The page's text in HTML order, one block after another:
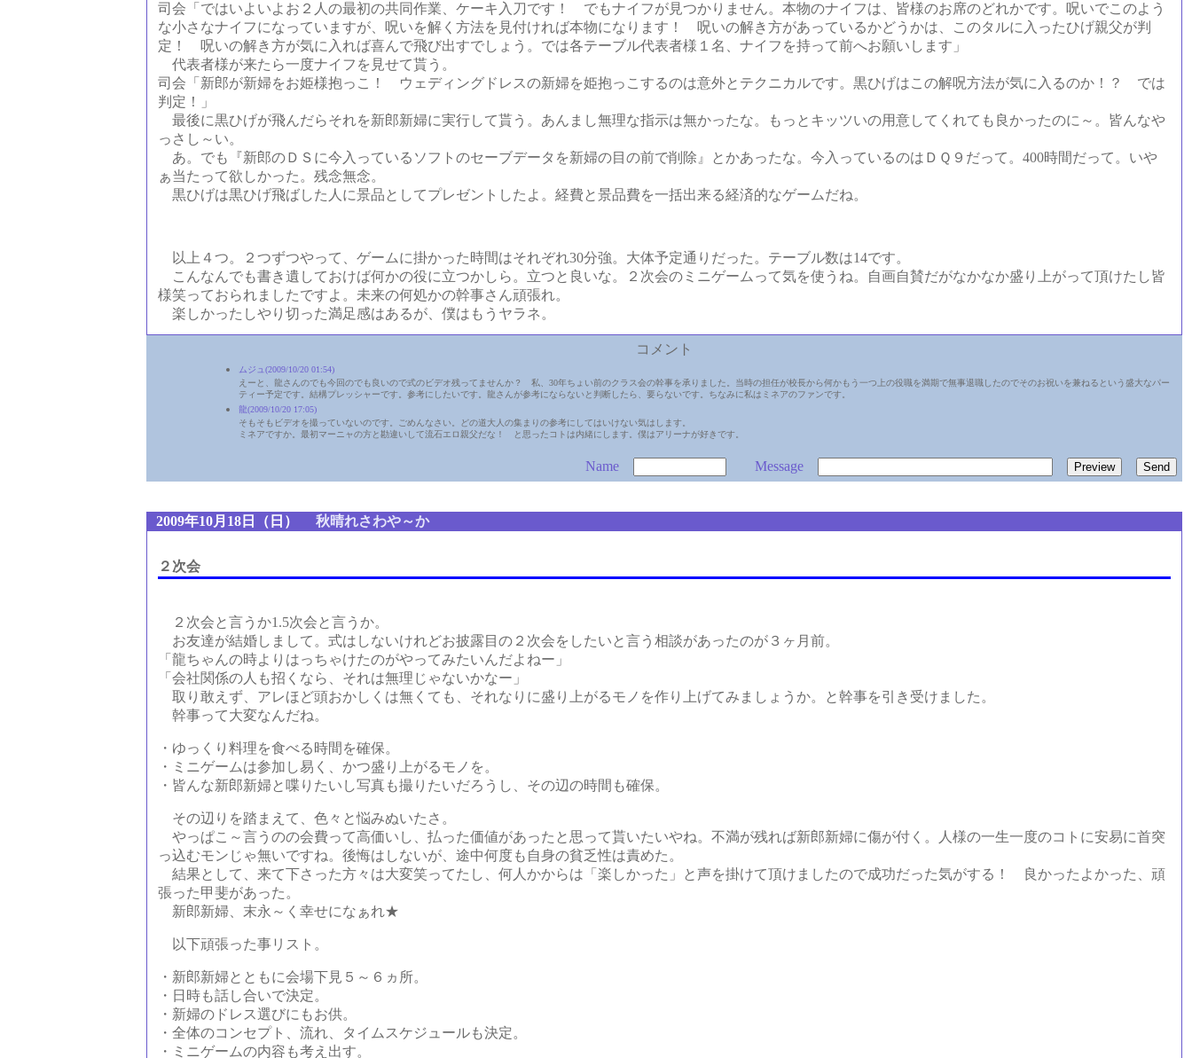
司会「ではいよいよお２人の最初の共同作業、ケーキ入刀です！ でもナイフが見つかりません。本物のナイフは、皆様のお席のどれかです。呪いでこのよう
な小さなナイフになっていますが、呪いを解く方法を見付ければ本物になります！ 呪いの解き方があっているかどうかは、このタルに入ったひげ親父が判
定！ 呪いの解き方が気に入れば喜んで飛び出すでしょう。では各テーブル代表者様１名、ナイフを持って前へお願いします」
代表者様が来たら一度ナイフを見せて貰う。
司会「新郎が新婦をお姫様抱っこ！ ウェディングドレスの新婦を姫抱っこするのは意外とテクニカルです。黒ひげはこの解呪方法が気に入るのか！？ では
判定！」
最後に黒ひげが飛んだらそれを新郎新婦に実行して貰う。あんまし無理な指示は無かったな。もっとキッツいの用意してくれても良かったのに～。皆んなや
っさし～い。
あ。でも『新郎のＤＳに今入っているソフトのセーブデータを新婦の目の前で削除』とかあったな。今入っているのはＤＱ９だって。400時間だって。いや
ぁ当たって欲しかった。残念無念。
黒ひげは黒ひげ飛ばした人に景品としてプレゼントしたよ。経費と景品費を一括出来る経済的なゲームだね。
以上４つ。２つずつやって、ゲームに掛かった時間はそれぞれ30分強。大体予定通りだった。テーブル数は14です。
こんなんでも書き遺しておけば何かの役に立つかしら。立つと良いな。２次会のミニゲームって気を使うね。自画自賛だがなかなか盛り上がって頂けたし皆
様笑っておられましたですよ。未来の何処かの幹事さん頑張れ。
楽しかったしやり切った満足感はあるが、僕はもうヤラネ。
コメント
ムジュ(2009/10/20 01:54)
えーと、龍さんのでも今回のでも良いので式のビデオ残ってませんか？ 私、30年ちょい前のクラス会の幹事を承りました。当時の担任が校長から何かもう一つ上の役職を満期で無事退職したのでそのお祝いを兼ねるという盛大なパー
ティー予定です。結構プレッシャーです。参考にしたいです。龍さんが参考にならないと判断したら、要らないです。ちなみに私はミネアのファンです。
龍(2009/10/20 17:05)
そもそもビデオを撮っていないのです。ごめんなさい。どの道大人の集まりの参考にしてはいけない気はします。
ミネアですか。最初マーニャの方と勘違いして流石エロ親父だな！ と思ったコトは内緒にします。僕はアリーナが好きです。
Name Message
2009年10月18日（日） 秋晴れさわや～か
２次会
２次会と言うか1.5次会と言うか。
お友達が結婚しまして。式はしないけれどお披露目の２次会をしたいと言う相談があったのが３ヶ月前。
「龍ちゃんの時よりはっちゃけたのがやってみたいんだよねー」
「会社関係の人も招くなら、それは無理じゃないかなー」
取り敢えず、アレほど頭おかしくは無くても、それなりに盛り上がるモノを作り上げてみましょうか。と幹事を引き受けました。
幹事って大変なんだね。
・ゆっくり料理を食べる時間を確保。
・ミニゲームは参加し易く、かつ盛り上がるモノを。
・皆んな新郎新婦と喋りたいし写真も撮りたいだろうし、その辺の時間も確保。
その辺りを踏まえて、色々と悩みぬいたさ。
やっぱこ～言うのの会費って高価いし、払った価値があったと思って貰いたいやね。不満が残れば新郎新婦に傷が付く。人様の一生一度のコトに安易に首突
っ込むモンじゃ無いですね。後悔はしないが、途中何度も自身の貧乏性は責めた。
結果として、来て下さった方々は大変笑ってたし、何人かからは「楽しかった」と声を掛けて頂けましたので成功だった気がする！ 良かったよかった、頑
張った甲斐があった。
新郎新婦、末永～く幸せになぁれ★
以下頑張った事リスト。
・新郎新婦とともに会場下見５～６ヵ所。
・日時も話し合いで決定。
・新婦のドレス選びにもお供。
・全体のコンセプト、流れ、タイムスケジュールも決定。
・ミニゲームの内容も考え出す。